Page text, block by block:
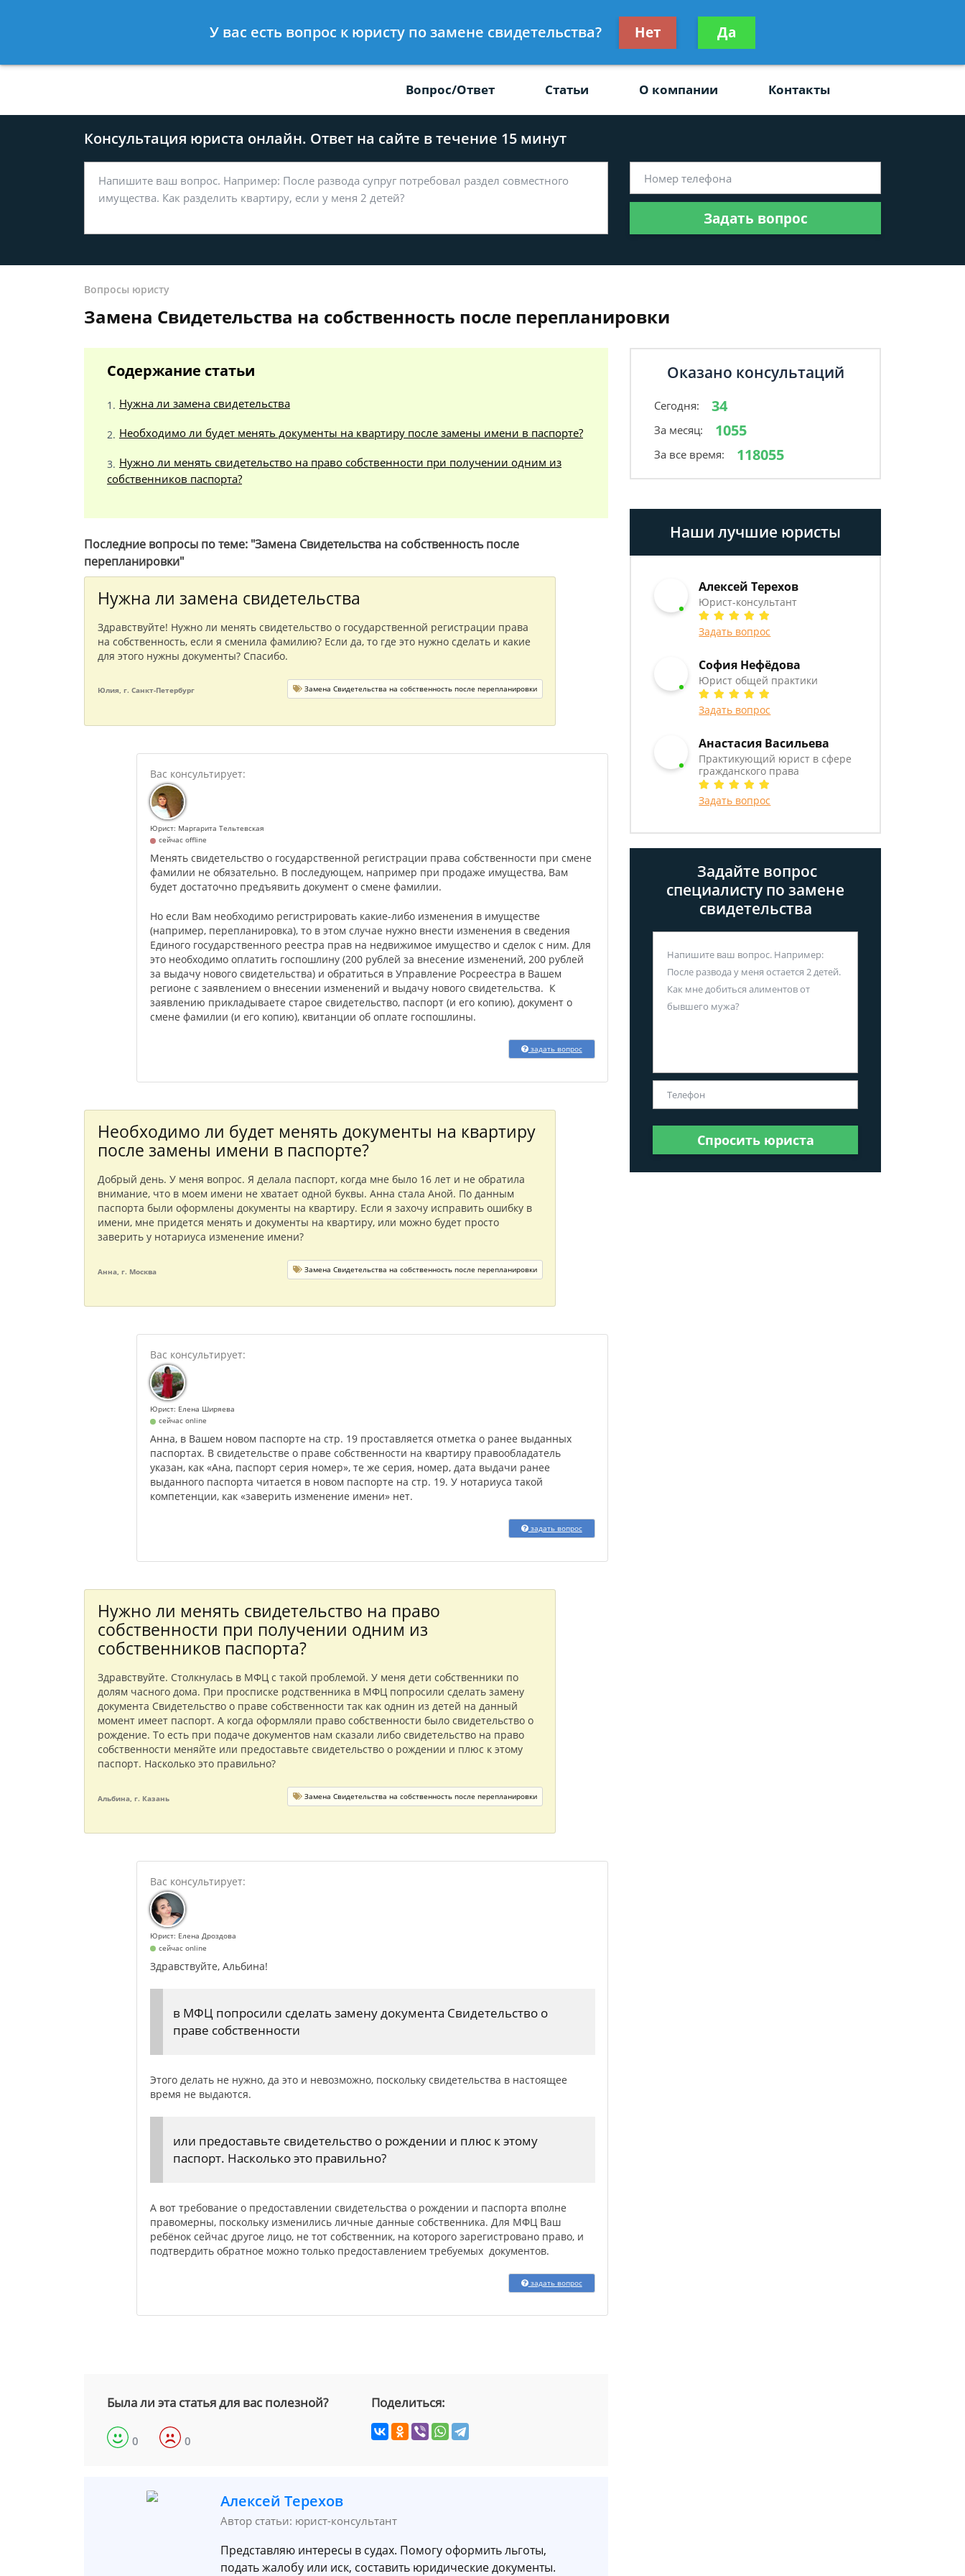
8 812 509-27-47
Получите консультацию
бесплатно
Вопрос/Ответ Статьи О компании Контакты
Консультация юриста онлайн. Ответ на сайте в течение 15 минут
Задать вопрос
Вопросы юристу
Замена Свидетельства на собственность после перепланировки
Содержание статьи
Нужна ли замена свидетельства
Необходимо ли будет менять документы на квартиру после замены имени в паспорте?
Нужно ли менять свидетельство на право собственности при получении одним из
собственников паспорта?
Последние вопросы по теме: "Замена Свидетельства на собственность после
перепланировки"
Нужна ли замена свидетельства
Здравствуйте! Нужно ли менять свидетельство о государственной регистрации права
на собственность, если я сменила фамилию? Если да, то где это нужно сделать и какие
для этого нужны документы? Спасибо.
Юлия, г. Санкт-Петербург Замена Свидетельства на собственность после перепланировки
Юрист: Маргарита Тельтевская
сейчас offline
Менять свидетельство о государственной регистрации права собственности при смене
фамилии не обязательно. В последующем, например при продаже имущества, Вам
будет достаточно предъявить документ о смене фамилии.
Но если Вам необходимо регистрировать какие-либо изменения в имуществе
(например, перепланировка), то в этом случае нужно внести изменения в сведения
Единого государственного реестра прав на недвижимое имущество и сделок с ним. Для
это необходимо оплатить госпошлину (200 рублей за внесение изменений, 200 рублей
за выдачу нового свидетельства) и обратиться в Управление Росреестра в Вашем
регионе с заявлением о внесении изменений и выдачу нового свидетельства. К
заявлению прикладываете старое свидетельство, паспорт (и его копию), документ о
смене фамилии (и его копию), квитанции об оплате госпошлины.
задать вопрос
Необходимо ли будет менять документы на квартиру
после замены имени в паспорте?
Добрый день. У меня вопрос. Я делала паспорт, когда мне было 16 лет и не обратила
внимание, что в моем имени не хватает одной буквы. Анна стала Аной. По данным
паспорта были оформлены документы на квартиру. Если я захочу исправить ошибку в
имени, мне придется менять и документы на квартиру, или можно будет просто
заверить у нотариуса изменение имени?
Анна, г. Москва Замена Свидетельства на собственность после перепланировки
Юрист: Елена Ширяева
сейчас online
Анна, в Вашем новом паспорте на стр. 19 проставляется отметка о ранее выданных
паспортах. В свидетельстве о праве собственности на квартиру правообладатель
указан, как «Ана, паспорт серия номер», те же серия, номер, дата выдачи ранее
выданного паспорта читается в новом паспорте на стр. 19. У нотариуса такой
компетенции, как «заверить изменение имени» нет.
задать вопрос
Нужно ли менять свидетельство на право
собственности при получении одним из
собственников паспорта?
Здравствуйте. Столкнулась в МФЦ с такой проблемой. У меня дети собственники по
долям часного дома. При просписке родственника в МФЦ попросили сделать замену
документа Свидетельство о праве собственности так как однин из детей на данный
момент имеет паспорт. А когда оформляли право собственности было свидетельство о
рождение. То есть при подаче документов нам сказали либо свидетельство на право
собственности меняйте или предоставьте свидетельство о рождении и плюс к этому
паспорт. Насколько это правильно?
Альбина, г. Казань Замена Свидетельства на собственность после перепланировки
Юрист: Елена Дроздова
сейчас online
Здравствуйте, Альбина!
в МФЦ попросили сделать замену документа Свидетельство о
праве собственности
Этого делать не нужно, да это и невозможно, поскольку свидетельства в настоящее
время не выдаются.
или предоставьте свидетельство о рождении и плюс к этому
паспорт. Насколько это правильно?
А вот требование о предоставлении свидетельства о рождении и паспорта вполне
правомерны, поскольку изменились личные данные собственника. Для МФЦ Ваш
ребёнок сейчас другое лицо, не тот собственник, на которого зарегистровано право, и
подтвердить обратное можно только предоставлением требуемых документов.
задать вопрос
Была ли эта статья для вас полезной?
0 0
Поделиться:
Алексей Терехов
Автор статьи: юрист-консультант
Представляю интересы в судах. Помогу оформить льготы,
подать жалобу или иск, составить юридические документы.
Оказано консультаций
Сегодня: 34
За месяц: 1055
За все время: 118055
Наши лучшие юристы
Алексей Терехов
Юрист-консультант
Задать вопрос
София Нефёдова
Юрист общей практики
Задать вопрос
Анастасия Васильева
Практикующий юрист в сфере
гражданского права
Задать вопрос
Задайте вопрос
специалисту по замене
свидетельства
Спросить юриста
У вас есть вопрос к юристу по замене свидетельства? Нет Да